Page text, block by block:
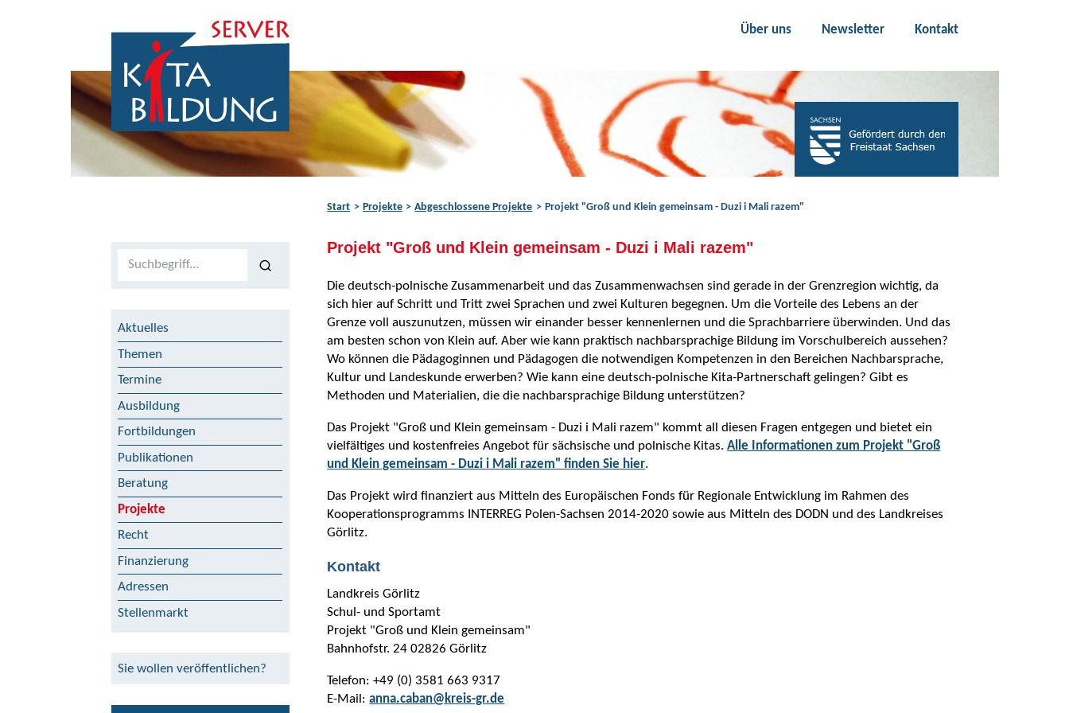
Über uns
Newsletter Kontakt
Start Projekte Abgeschlossene Projekte Projekt "Groß und Klein gemeinsam - Duzi i Mali razem"
Volltextsuche
Aktuelles
Themen
Termine
Ausbildung
Fortbildungen
Publikationen
Beratung
Projekte
Recht
Finanzierung
Adressen
Stellenmarkt
Sie wollen veröffentlichen?
Projekt "Groß und Klein gemeinsam - Duzi i Mali razem"
Die deutsch-polnische Zusammenarbeit und das Zusammenwachsen sind gerade in der Grenzregion wichtig, da
sich hier auf Schritt und Tritt zwei Sprachen und zwei Kulturen begegnen. Um die Vorteile des Lebens an der
Grenze voll auszunutzen, müssen wir einander besser kennenlernen und die Sprachbarriere überwinden. Und das
am besten schon von Klein auf. Aber wie kann praktisch nachbarsprachige Bildung im Vorschulbereich aussehen?
Wo können die Pädagoginnen und Pädagogen die notwendigen Kompetenzen in den Bereichen Nachbarsprache,
Kultur und Landeskunde erwerben? Wie kann eine deutsch-polnische Kita-Partnerschaft gelingen? Gibt es
Methoden und Materialien, die die nachbarsprachige Bildung unterstützen?
Das Projekt "Groß und Klein gemeinsam - Duzi i Mali razem" kommt all diesen Fragen entgegen und bietet ein
vielfältiges und kostenfreies Angebot für sächsische und polnische Kitas.Alle Informationen zum Projekt "Groß
und Klein gemeinsam - Duzi i Mali razem" finden Sie hier.
Das Projekt wird finanziert aus Mitteln des Europäischen Fonds für Regionale Entwicklung im Rahmen des
Kooperationsprogramms INTERREG Polen-Sachsen 2014-2020 sowie aus Mitteln des DODN und des Landkreises
Görlitz.
Kontakt
Landkreis Görlitz
Schul- und Sportamt
Projekt "Groß und Klein gemeinsam"
Bahnhofstr. 24 02826 Görlitz
Telefon: +49 (0) 3581 663 9317
E-Mail:anna.caban@kreis-gr.de